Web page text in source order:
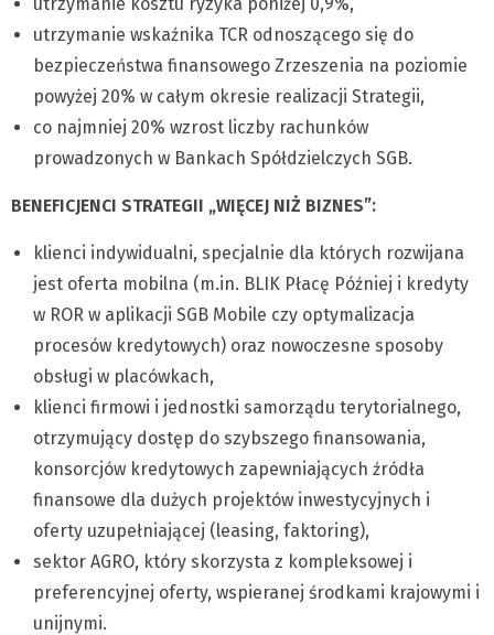
utrzymanie wskaźnika TCR odnoszącego się do
bezpieczeństwa finansowego Zrzeszenia na poziomie
powyżej 20% w całym okresie realizacji Strategii,
co najmniej 20% wzrost liczby rachunków
prowadzonych w Bankach Spółdzielczych SGB.
BENEFICJENCI STRATEGII „WIĘCEJ NIŻ BIZNES”:
klienci indywidualni, specjalnie dla których rozwijana
jest oferta mobilna (m.in. BLIK Płacę Później i kredyty
w ROR w aplikacji SGB Mobile czy optymalizacja
procesów kredytowych) oraz nowoczesne sposoby
obsługi w placówkach,
klienci firmowi i jednostki samorządu terytorialnego,
otrzymujący dostęp do szybszego finansowania,
konsorcjów kredytowych zapewniających źródła
finansowe dla dużych projektów inwestycyjnych i
oferty uzupełniającej (leasing, faktoring),
sektor AGRO, który skorzysta z kompleksowej i
preferencyjnej oferty, wspieranej środkami krajowymi i
unijnymi.